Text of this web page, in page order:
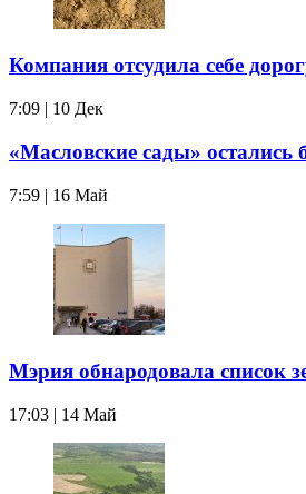
Компания отсудила себе
7:09 | 10 Дек
«Масловские сады» остались
7:59 | 16 Май
Мэрия обнародовала список
17:03 | 14 Май